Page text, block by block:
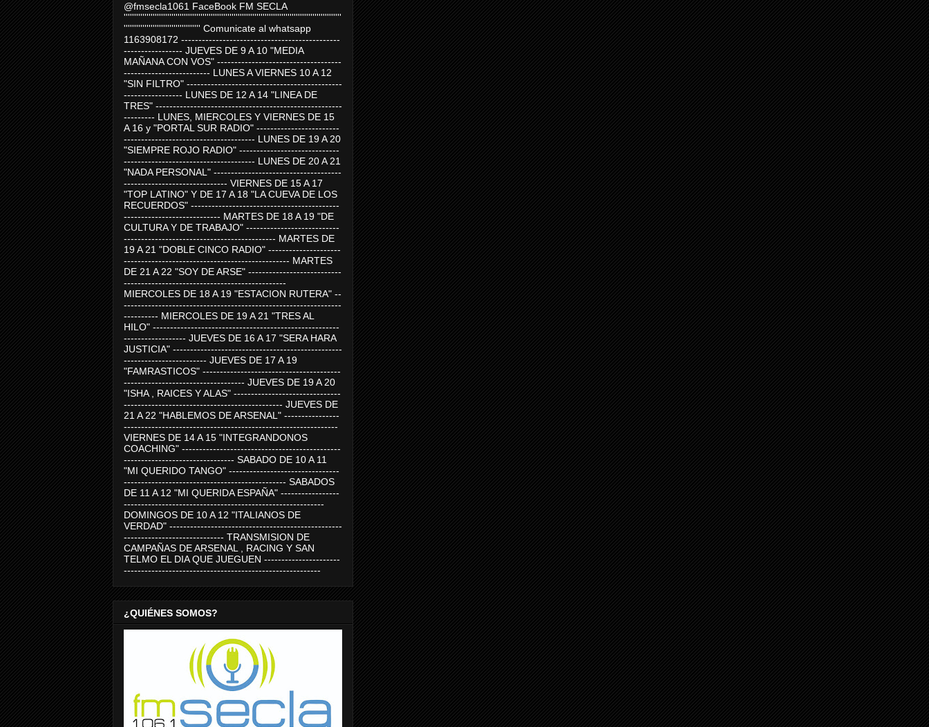
@fmsecla1061 FaceBook FM SECLA
'''''''''''''''''''''''''''''''''''''''''''''''''''''''''''''''''''''''''''''''''''''''''''''''''''''''''
''''''''''''''''''''''''''''''''''''' Comunicate al whatsapp
1163908172 ----------------------------------------------
----------------- JUEVES DE 9 A 10 "MEDIA
MAÑANA CON VOS" ------------------------------------
------------------------- LUNES A VIERNES 10 A 12
"SIN FILTRO" ---------------------------------------------
----------------- LUNES DE 12 A 14 "LINEA DE
TRES" ------------------------------------------------------
--------- LUNES, MIERCOLES Y VIERNES DE 15
A 16 y "PORTAL SUR RADIO" ------------------------
-------------------------------------- LUNES DE 19 A 20
"SIEMPRE ROJO RADIO" -----------------------------
-------------------------------------- LUNES DE 20 A 21
"NADA PERSONAL" -------------------------------------
------------------------------ VIERNES DE 15 A 17
"TOP LATINO" Y DE 17 A 18 "LA CUEVA DE LOS
RECUERDOS" -------------------------------------------
---------------------------- MARTES DE 18 A 19 "DE
CULTURA Y DE TRABAJO" ---------------------------
-------------------------------------------- MARTES DE
19 A 21 "DOBLE CINCO RADIO" ---------------------
------------------------------------------------ MARTES
DE 21 A 22 "SOY DE ARSE" ---------------------------
-----------------------------------------------
MIERCOLES DE 18 A 19 "ESTACION RUTERA" --
---------------------------------------------------------------
---------- MIERCOLES DE 19 A 21 "TRES AL
HILO" ------------------------------------------------------
------------------ JUEVES DE 16 A 17 "SERA HARA
JUSTICIA" -------------------------------------------------
------------------------ JUEVES DE 17 A 19
"FAMRASTICOS" ----------------------------------------
----------------------------------- JUEVES DE 19 A 20
"ISHA , RAICES Y ALAS" -------------------------------
---------------------------------------------- JUEVES DE
21 A 22 "HABLEMOS DE ARSENAL" ----------------
--------------------------------------------------------------
VIERNES DE 14 A 15 "INTEGRANDONOS
COACHING" ----------------------------------------------
-------------------------------- SABADO DE 10 A 11
"MI QUERIDO TANGO" --------------------------------
----------------------------------------------- SABADOS
DE 11 A 12 "MI QUERIDA ESPAÑA" -----------------
----------------------------------------------------------
DOMINGOS DE 10 A 12 "ITALIANOS DE
VERDAD" --------------------------------------------------
----------------------------- TRANSMISION DE
CAMPAÑAS DE ARSENAL , RACING Y SAN
TELMO EL DIA QUE JUEGUEN ----------------------
---------------------------------------------------------
¿QUIÉNES SOMOS?